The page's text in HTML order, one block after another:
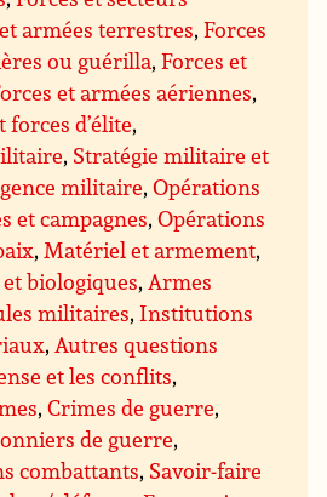
armées terrestres,Forces
ou guérilla,Forces et
et armées aériennes,
forces d’élite,
, Stratégie militaire et
militaire,Opérations
et campagnes,Opérations
,Matériel et armement,
biologiques,Armes
militaires, Institutions
,Autres questions
et les conflits,
,Crimes de guerre,
de guerre,
combattants, Savoir-faire